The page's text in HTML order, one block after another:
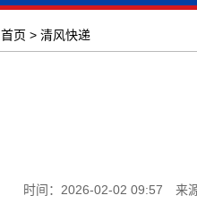
首页 > 清风快递
时间：2026-02-02 09:57 来